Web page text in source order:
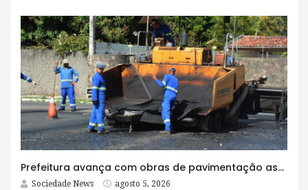
Prefeitura avança com obras de pavimentação asfáltica na Rua Lopes Rodrigues
Sociedade News agosto 5, 2026